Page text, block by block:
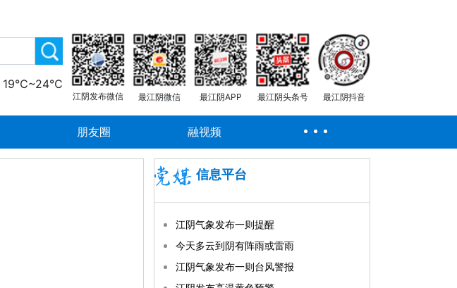
19℃~24℃
江阴发布微信 最江阴微信 最江阴APP 最江阴头条号 最江阴抖音
朋友圈 融视频
信息平台
江阴气象发布一则提醒
今天多云到阴有阵雨或雷雨
江阴气象发布一则台风警报